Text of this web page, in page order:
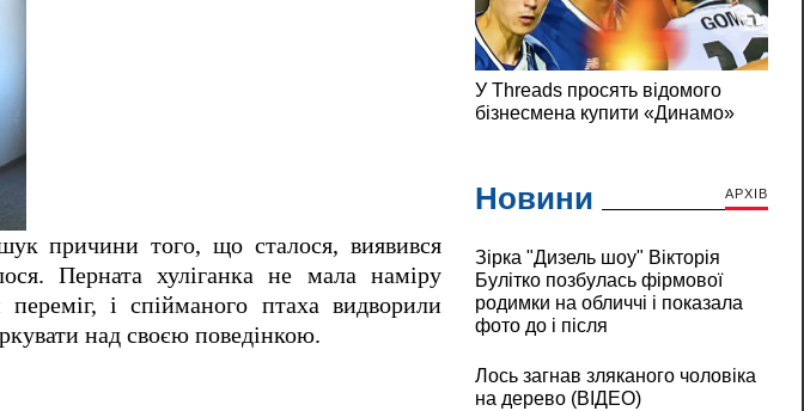
причини того, що сталося, виявився
Перната хуліганка не мала наміру
і спійманого птаха видворили
над своєю поведінкою.
Новини АРХІВ
Зірка "Дизель шоу" Вікторія
Булітко позбулась фірмової
родимки на обличчі і показала
фото до і після
Лось загнав зляканого чоловіка
на дерево (ВІДЕО)